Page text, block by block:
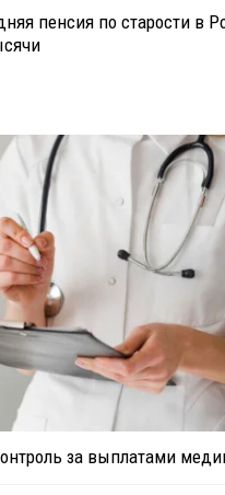
пенсия по старости в
за выплатами